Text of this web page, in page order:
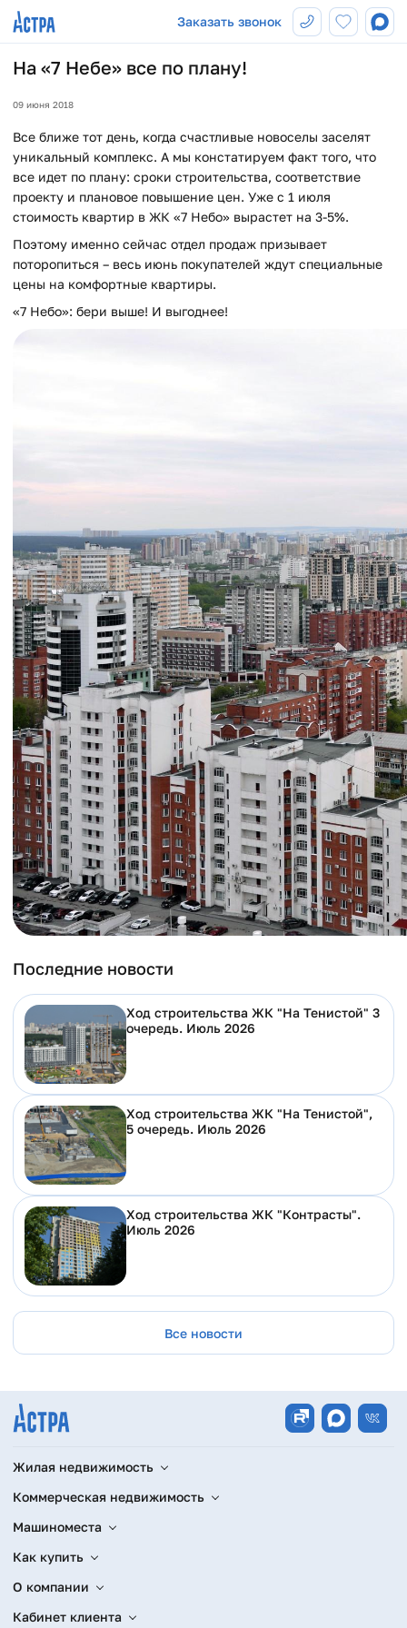
Заказать звонок
На «7 Небе» все по плану!
09 июня 2018
Все ближе тот день, когда счастливые новоселы заселят
уникальный комплекс. А мы констатируем факт того, что
все идет по плану: сроки строительства, соответствие
проекту и плановое повышение цен. Уже с 1 июля
стоимость квартир в ЖК «7 Небо» вырастет на 3-5%.
Поэтому именно сейчас отдел продаж призывает
поторопиться – весь июнь покупателей ждут специальные
цены на комфортные квартиры.
«7 Небо»: бери выше! И выгоднее!
Последние новости
Ход строительства ЖК "На Тенистой" 3
очередь. Июль 2026
Ход строительства ЖК "На Тенистой",
5 очередь. Июль 2026
Ход строительства ЖК "Контрасты".
Июль 2026
Все новости
Жилая недвижимость
Коммерческая недвижимость
Машиноместа
Как купить
О компании
Кабинет клиента